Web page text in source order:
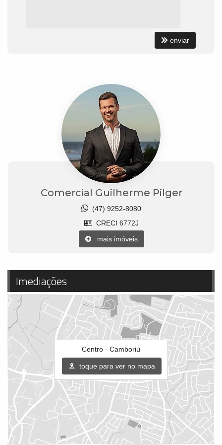
enviar
Comercial Guilherme Pilger
(47) 9252-8080
CRECI 6772J
mais imóveis
Imediações
Centro - Camboriú
toque para ver no mapa